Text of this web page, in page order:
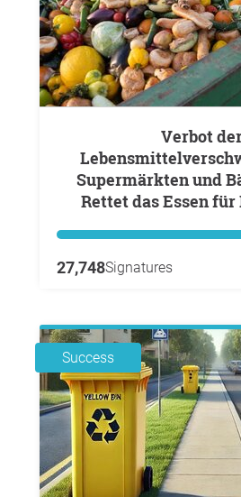
Verbot der
Supermärkten und
Rettet das Essen
27,748Signatures
Success